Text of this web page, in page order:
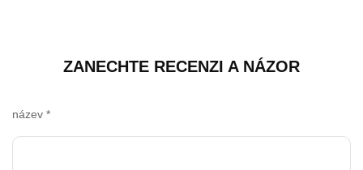
ZANECHTE RECENZI A NÁZOR
název *